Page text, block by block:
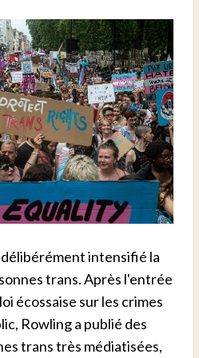
intensifié la
trans.Après l'entrée
écossaise sur les crimes
Rowling a publié des
trans très médiatisées,